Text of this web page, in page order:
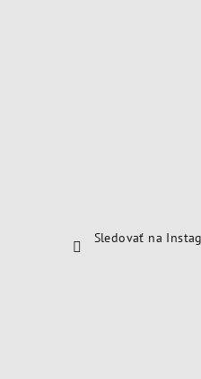
Sledovať na